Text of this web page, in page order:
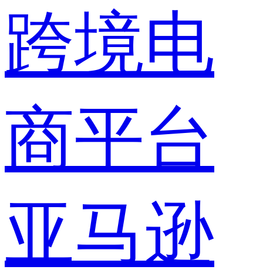
跨境电
商平台
亚马逊